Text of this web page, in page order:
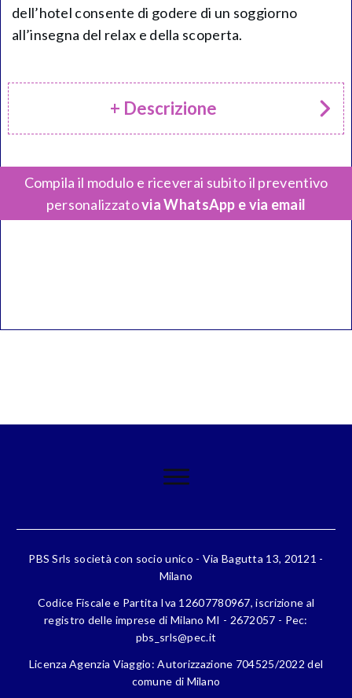
dell’hotel consente di godere di un soggiorno
all’insegna del relax e della scoperta.
+ Descrizione
Compila il modulo e riceverai subito il preventivo
personalizzatovia WhatsApp e via email
PBS Srls società con socio unico - Via Bagutta 13, 20121 -
Milano
Codice Fiscale e Partita Iva 12607780967, iscrizione al
registro delle imprese di Milano MI - 2672057 - Pec:
pbs_srls@pec.it
Licenza Agenzia Viaggio: Autorizzazione 704525/2022 del
comune di Milano